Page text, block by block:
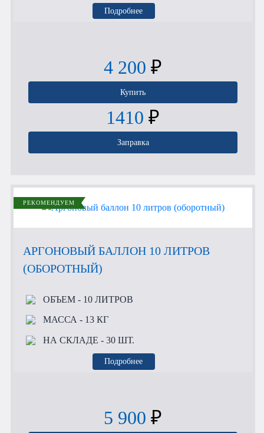
Подробнее
4 200 ₽
Купить
1410 ₽
Заправка
РЕКОМЕНДУЕМ
АРГОНОВЫЙ БАЛЛОН 10 ЛИТРОВ
(ОБОРОТНЫЙ)
ОБЪЕМ- 10 ЛИТРОВ
МАССА- 13 КГ
НА СКЛАДЕ - 30 ШТ.
Подробнее
5 900 ₽